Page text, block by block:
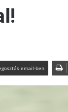
email-ben